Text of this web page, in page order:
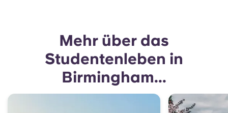
Mehr über das
Studentenleben in
Birmingham...